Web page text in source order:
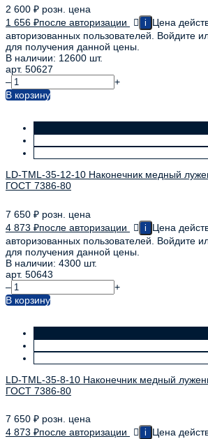
2 600 ₽ розн. цена
1 656 ₽после авторизации i
Цена
авторизованных пользователей. Войдите
для получения данной цены.
В наличии: 12600 шт.
арт. 50627
–
+
В корзину
LD-TML-35-12-10 Наконечник медный
ГОСТ 7386-80
7 650 ₽ розн. цена
4 873 ₽после авторизации i
Цена
авторизованных пользователей. Войдите
для получения данной цены.
В наличии: 4300 шт.
арт. 50643
–
+
В корзину
LD-TML-35-8-10 Наконечник медный
ГОСТ 7386-80
7 650 ₽ розн. цена
4 873 ₽после авторизации i
Цена